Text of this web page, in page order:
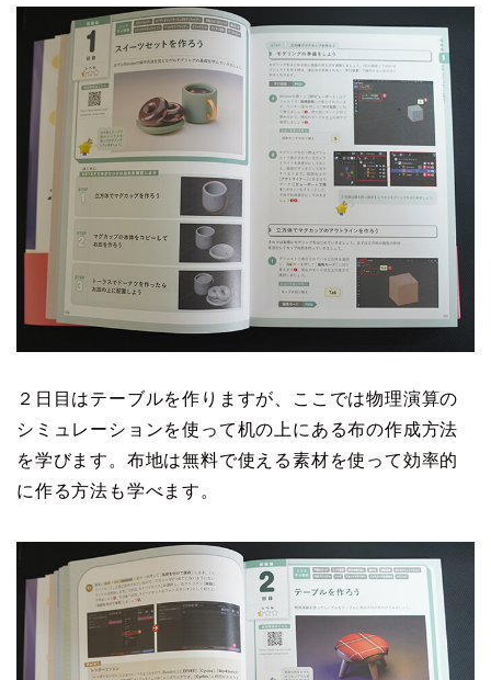
２日目はテーブルを作りますが、ここでは物理演算の
シミュレーションを使って机の上にある布の作成方法
を学びます。布地は無料で使える素材を使って効率的
に作る方法も学べます。